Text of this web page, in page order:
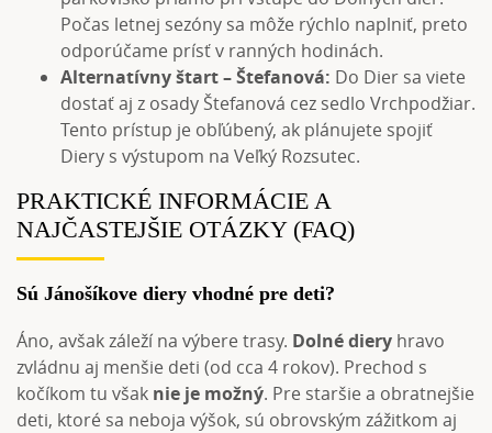
Počas letnej sezóny sa môže rýchlo naplniť, preto
odporúčame prísť v ranných hodinách.
Alternatívny štart – Štefanová: Do Dier sa viete
dostať aj z osady Štefanová cez sedlo Vrchpodžiar.
Tento prístup je obľúbený, ak plánujete spojiť
Diery s výstupom na Veľký Rozsutec.
PRAKTICKÉ INFORMÁCIE A
NAJČASTEJŠIE OTÁZKY (FAQ)
Sú Jánošíkove diery vhodné pre deti?
Áno, avšak záleží na výbere trasy. Dolné diery hravo
zvládnu aj menšie deti (od cca 4 rokov). Prechod s
kočíkom tu však nie je možný. Pre staršie a obratnejšie
deti, ktoré sa neboja výšok, sú obrovským zážitkom aj